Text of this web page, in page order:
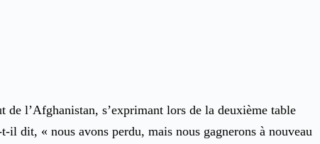
l’Afghanistan, s’exprimant lors de la deuxième table
dit, « nous avons perdu, mais nous gagnerons à nouveau